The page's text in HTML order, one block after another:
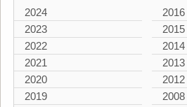
2024
2023
2022
2021
2020
2019
2016
2015
2014
2013
2012
2008